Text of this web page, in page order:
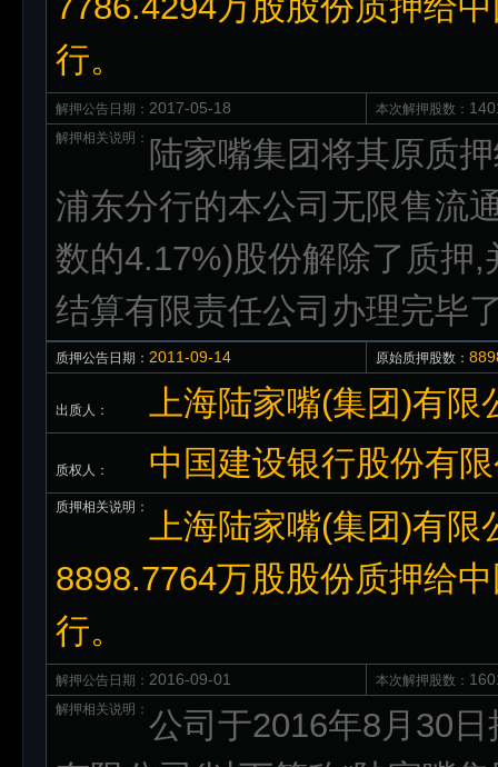
行。
解押公告日期： 2017-05-18 本次解押股数：
解押相关说明：
陆家嘴集团将其原质
浦东分行的本公司无限售流
数的4.17%)股份解除了质押
结算有限责任公司办理完毕
质押公告日期： 2011-09-14 原始质押股数：
出质人： 上海陆家嘴(集团)有限
质权人： 中国建设银行股份有
质押相关说明：
上海陆家嘴(集团)有
8898.7764万股股份质押给
行。
解押公告日期： 2016-09-01 本次解押股数：
解押相关说明： 公司于2016年8月30